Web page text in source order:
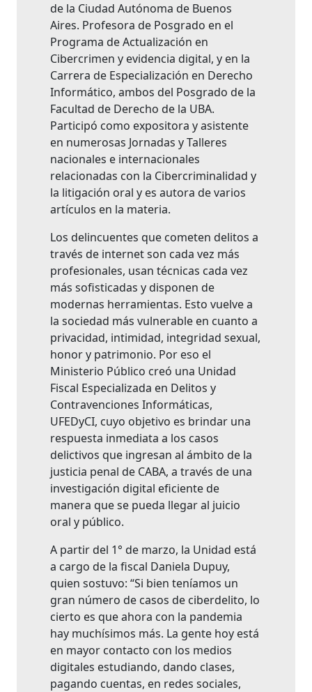
de la Ciudad Autónoma de Buenos
Aires. Profesora de Posgrado en el
Programa de Actualización en
Cibercrimen y evidencia digital, y en la
Carrera de Especialización en Derecho
Informático, ambos del Posgrado de la
Facultad de Derecho de la UBA.
Participó como expositora y asistente
en numerosas Jornadas y Talleres
nacionales e internacionales
relacionadas con la Cibercriminalidad y
la litigación oral y es autora de varios
artículos en la materia.
Los delincuentes que cometen delitos a
través de internet son cada vez más
profesionales, usan técnicas cada vez
más sofisticadas y disponen de
modernas herramientas. Esto vuelve a
la sociedad más vulnerable en cuanto a
privacidad, intimidad, integridad sexual,
honor y patrimonio. Por eso el
Ministerio Público creó una Unidad
Fiscal Especializada en Delitos y
Contravenciones Informáticas,
UFEDyCI, cuyo objetivo es brindar una
respuesta inmediata a los casos
delictivos que ingresan al ámbito de la
justicia penal de CABA, a través de una
investigación digital eficiente de
manera que se pueda llegar al juicio
oral y público.
A partir del 1° de marzo, la Unidad está
a cargo de la fiscal Daniela Dupuy,
quien sostuvo: “Si bien teníamos un
gran número de casos de ciberdelito, lo
cierto es que ahora con la pandemia
hay muchísimos más. La gente hoy está
en mayor contacto con los medios
digitales estudiando, dando clases,
pagando cuentas, en redes sociales,